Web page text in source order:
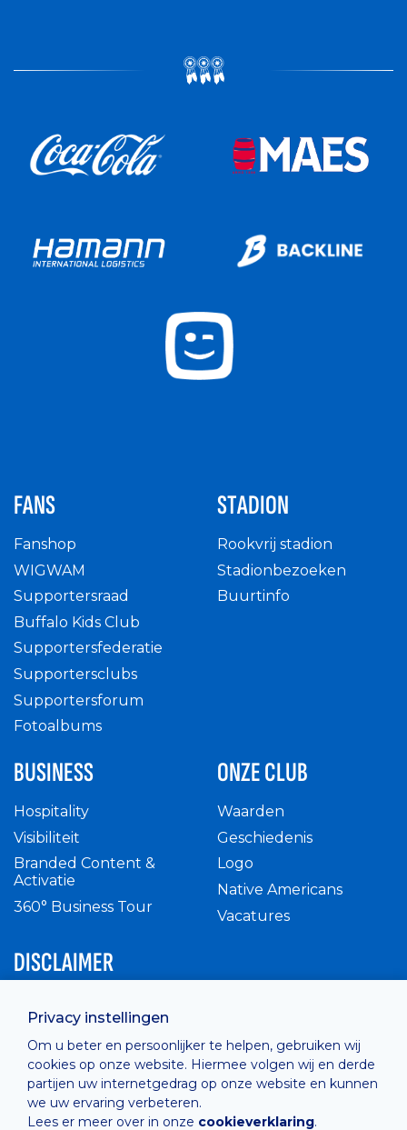
Privacy instellingen
Om u beter en persoonlijker te helpen, gebruiken wij
cookies op onze website. Hiermee volgen wij en derde
partijen uw internetgedrag op onze website en kunnen
we uw ervaring verbeteren.
Lees er meer over in onze cookieverklaring.
FANS
Fanshop
WIGWAM
Supportersraad
Buffalo Kids Club
Supportersfederatie
Supportersclubs
Supportersforum
Fotoalbums
STADION
Rookvrij stadion
Stadionbezoeken
Buurtinfo
BUSINESS
Hospitality
Visibiliteit
Branded Content &
Activatie
360° Business Tour
ONZE CLUB
Waarden
Geschiedenis
Logo
Native Americans
Vacatures
DISCLAIMER
Privacy Policy
Cashless
verkoopsvoorwaarden
Cookie Policy